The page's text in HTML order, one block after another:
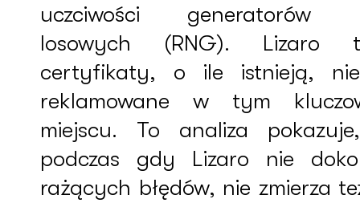
uczciwości generatorów
losowych (RNG). Lizaro
certyfikaty, o ile istnieją,
reklamowane w tym
miejscu. To analiza
podczas gdy Lizaro nie
rażących błędów, nie zmierza